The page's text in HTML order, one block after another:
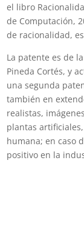
el libro
de Computación,
de racionalidad,
La patente es de
Pineda Cortés, y
una segunda
también en
realistas,
plantas
humana; en caso
positivo en la